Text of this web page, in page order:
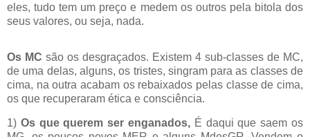
eles, tudo tem um preço e medem os outros pela bitola dos
seus valores, ou seja, nada.
Os MC são os desgraçados. Existem 4 sub-classes de MC,
de uma delas, alguns, os tristes, singram para as classes de
cima, na outra acabam os rebaixados pelas classe de cima,
os que recuperaram ética e consciência.
1) Os que querem ser enganados, É daqui que saem os